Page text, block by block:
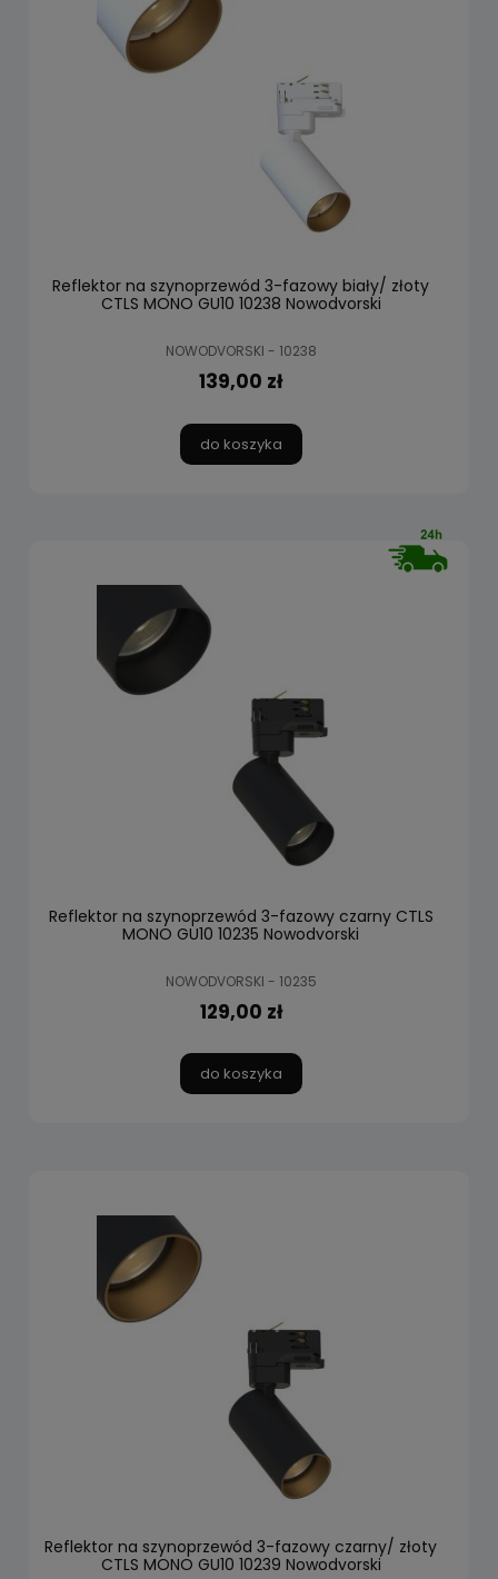
Reflektor na szynoprzewód 3-fazowy biały/ złoty
CTLS MONO GU10 10238 Nowodvorski
NOWODVORSKI - 10238
139,00 zł
do koszyka
Reflektor na szynoprzewód 3-fazowy czarny CTLS
MONO GU10 10235 Nowodvorski
NOWODVORSKI - 10235
129,00 zł
do koszyka
Reflektor na szynoprzewód 3-fazowy czarny/ złoty
CTLS MONO GU10 10239 Nowodvorski